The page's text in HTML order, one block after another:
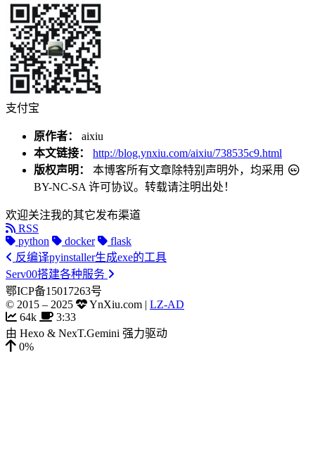
支付宝
原作者： aixiu
本文链接：
http://blog.ynxiu.com/aixiu/738535c9.html
版权声明： 本博客所有文章除特别声明外，均采用
BY-NC-SA 许可协议。转载请注明出处！
欢迎关注我的其它发布渠道
RSS
python
docker
flask
反编译pyinstaller生成exe的工具
Serv00搭建各种服务
鄂ICP备15017263号
© 2015 – 2025 YnXiu.com | LZ-AD
64k
3:33
由 Hexo & NexT.Gemini 强力驱动
0%